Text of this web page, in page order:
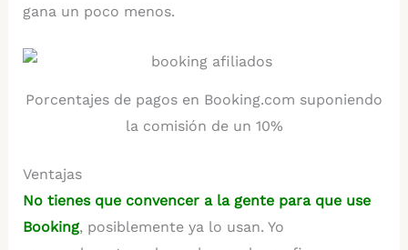
gana un poco menos.
Porcentajes de pagos en Booking.com suponiendo
la comisión de un 10%
Ventajas
No tienes que convencer a la gente para que use
Booking, posiblemente ya lo usan. Yo